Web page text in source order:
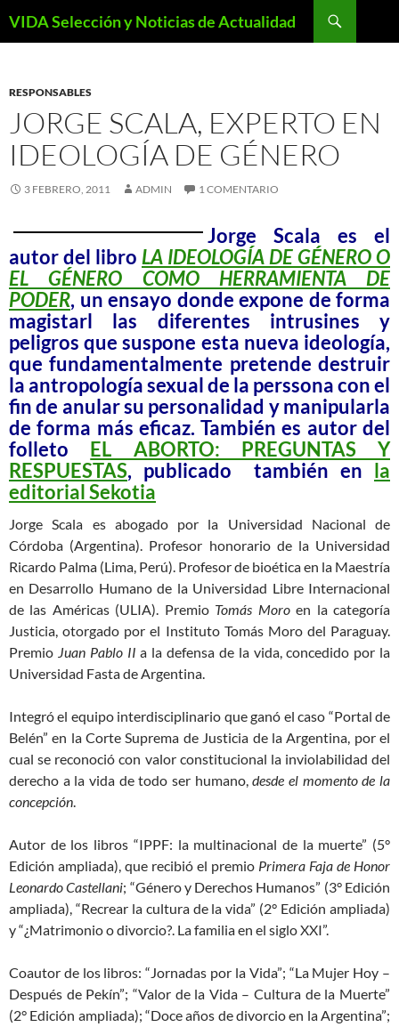
VIDA Selección y Noticias de Actualidad
RESPONSABLES
JORGE SCALA, EXPERTO EN
IDEOLOGÍA DE GÉNERO
3 FEBRERO, 2011 ADMIN 1 COMENTARIO
Jorge Scala es el
autor del libro LA IDEOLOGÍA DE GÉNERO O
EL GÉNERO COMO HERRAMIENTA DE
PODER, un ensayo donde expone de forma
magistarl las diferentes intrusines y
peligros que suspone esta nueva ideología,
que fundamentalmente pretende destruir
la antropología sexual de la perssona con el
fin de anular su personalidad y manipularla
de forma más eficaz. También es autor del
folleto EL ABORTO: PREGUNTAS Y
RESPUESTAS, publicado también en la
editorial Sekotia
Jorge Scala es abogado por la Universidad Nacional de
Córdoba (Argentina). Profesor honorario de la Universidad
Ricardo Palma (Lima, Perú). Profesor de bioética en la Maestría
en Desarrollo Humano de la Universidad Libre Internacional
de las Américas (ULIA). Premio Tomás Moroen la categoría
Justicia, otorgado por el Instituto Tomás Moro del Paraguay.
Premio Juan Pablo II a la defensa de la vida, concedido por la
Universidad Fasta de Argentina.
Integró el equipo interdisciplinario que ganó el caso “Portal de
Belén” en la Corte Suprema de Justicia de la Argentina, por el
cual se reconoció con valor constitucional la inviolabilidad del
derecho a la vida de todo ser humano,desde el momento de la
concepción.
Autor de los libros “IPPF: la multinacional de la muerte” (5°
Edición ampliada), que recibió el premio Primera Faja de Honor
Leonardo Castellani; “Género y Derechos Humanos” (3° Edición
ampliada), “Recrear la cultura de la vida” (2° Edición ampliada)
y “¿Matrimonio o divorcio?. La familia en el siglo XXI”.
Coautor de los libros: “Jornadas por la Vida”; “La Mujer Hoy –
Después de Pekín”; “Valor de la Vida – Cultura de la Muerte”
(2° Edición ampliada); “Doce años de divorcio en la Argentina”;